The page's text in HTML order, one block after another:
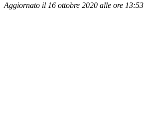
Aggiornato il 16 ottobre 2020 alle ore 13:53